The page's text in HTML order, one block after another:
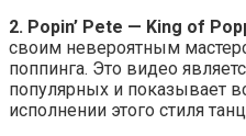
2. Popin’ Pete — King of
своим невероятным
поппинга. Это видео
популярных и показывает
исполнении этого стиля